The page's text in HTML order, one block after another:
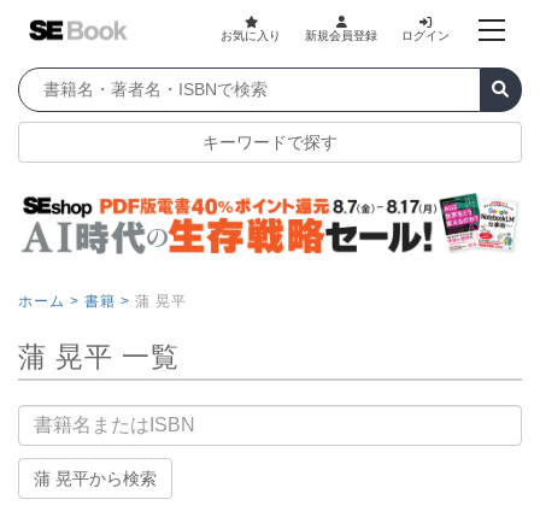
お気に入り 新規会員登録 ログイン
キーワードで探す
ホーム > 書籍 > 蒲 晃平
蒲 晃平 一覧
書籍名
蒲 晃平から検索